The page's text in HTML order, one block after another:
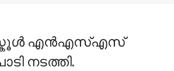
സ്കൂൾ എൻഎസ്എസ്
നടത്തി.